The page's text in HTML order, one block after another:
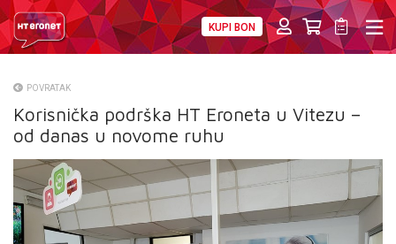
KUPI BON
O NAMA
NATJEČAJI
VELEPRODAJA
POVRATAK
Korisnička podrška HT Eroneta u Vitezu –
od danas u novome ruhu